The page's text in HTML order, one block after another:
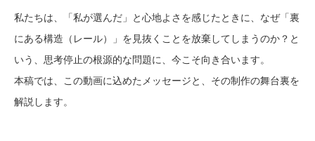
私たちは、「私が選んだ」と心地よさを感じたときに、なぜ「裏
にある構造（レール）」を見抜くことを放棄してしまうのか？と
いう、思考停止の根源的な問題に、今こそ向き合います。
本稿では、この動画に込めたメッセージと、その制作の舞台裏を
解説します。